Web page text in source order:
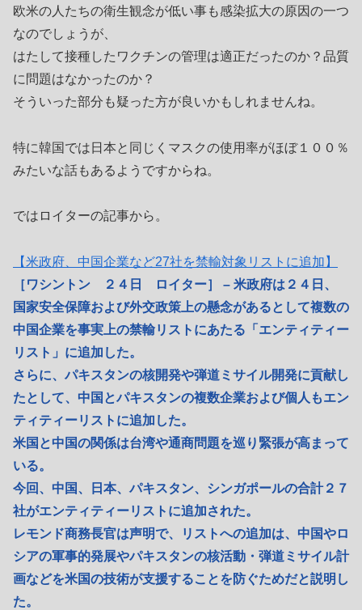
欧米の人たちの衛生観念が低い事も感染拡大の原因の一つ
なのでしょうが、
はたして接種したワクチンの管理は適正だったのか？品質
に問題はなかったのか？
そういった部分も疑った方が良いかもしれませんね。
特に韓国では日本と同じくマスクの使用率がほぼ１００％
みたいな話もあるようですからね。
ではロイターの記事から。
【米政府、中国企業など27社を禁輸対象リストに追加】
［ワシントン ２４日 ロイター］ – 米政府は２４日、
国家安全保障および外交政策上の懸念があるとして複数の
中国企業を事実上の禁輸リストにあたる「エンティティー
リスト」に追加した。
さらに、パキスタンの核開発や弾道ミサイル開発に貢献し
たとして、中国とパキスタンの複数企業および個人もエン
ティティーリストに追加した。
米国と中国の関係は台湾や通商問題を巡り緊張が高まって
いる。
今回、中国、日本、パキスタン、シンガポールの合計２７
社がエンティティーリストに追加された。
レモンド商務長官は声明で、リストへの追加は、中国やロ
シアの軍事的発展やパキスタンの核活動・弾道ミサイル計
画などを米国の技術が支援することを防ぐためだと説明し
た。